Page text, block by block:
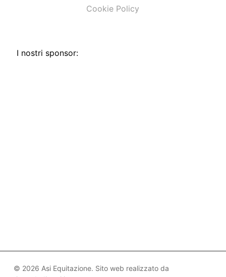
Cookie Policy
I nostri sponsor:
© 2026 Asi Equitazione. Sito web realizzato da